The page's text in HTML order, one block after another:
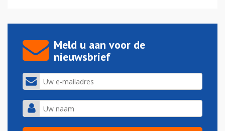
Meld u aan voor de
nieuwsbrief